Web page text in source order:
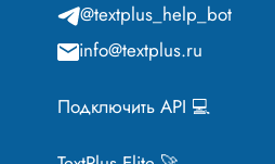
@textplus_help_bot
info@textplus.ru
Подключить API 💻